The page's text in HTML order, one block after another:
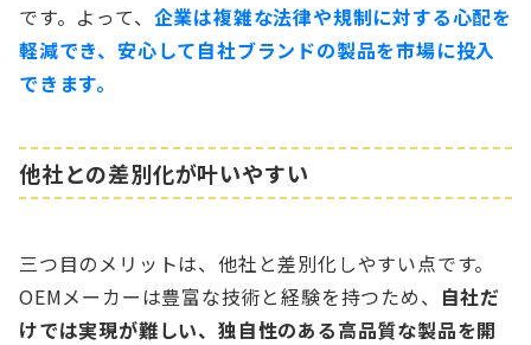
です。よって、 企業は複雑な法律や規制に対する心配を
軽減でき、安心して自社ブランドの製品を市場に投入
できます。
他社との差別化が叶いやすい
三つ目のメリットは、他社と差別化しやすい点です。
OEMメーカーは豊富な技術と経験を持つため、 自社だ
けでは実現が難しい、独自性のある高品質な製品を開